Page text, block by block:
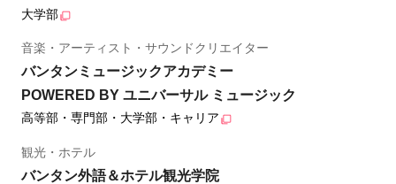
大学部
音楽・アーティスト・サウンドクリエイター
バンタンミュージックアカデミー
POWERED BY ユニバーサル ミュージック
高等部・専門部・大学部・キャリア
観光・ホテル
バンタン外語＆ホテル観光学院